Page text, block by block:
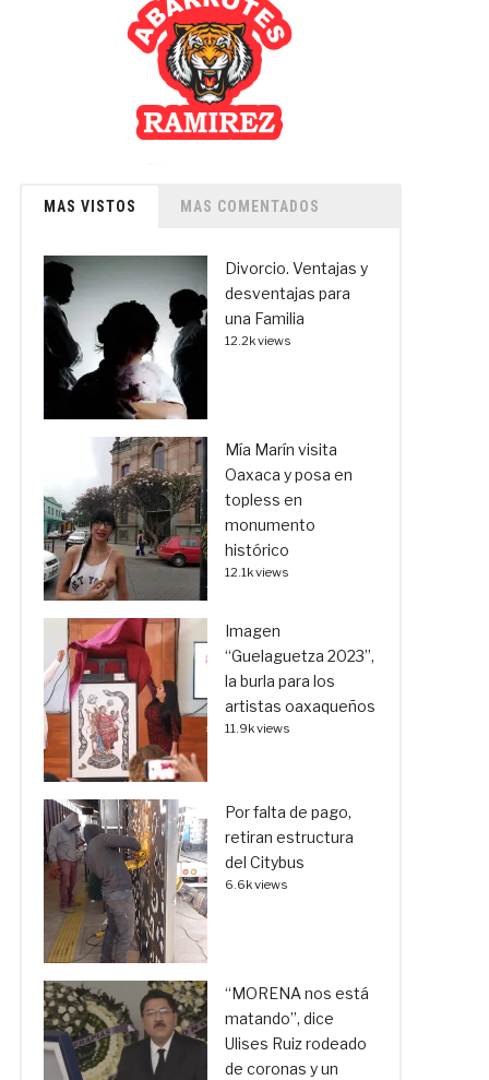
MAS VISTOS MAS COMENTADOS
Divorcio. Ventajas y
desventajas para
una Familia
12.2k views
Mía Marín visita
Oaxaca y posa en
topless en
monumento
histórico
12.1k views
Imagen
“Guelaguetza 2023”,
la burla para los
artistas oaxaqueños
11.9k views
Por falta de pago,
retiran estructura
del Citybus
6.6k views
“MORENA nos está
matando”, dice
Ulises Ruiz rodeado
de coronas y un